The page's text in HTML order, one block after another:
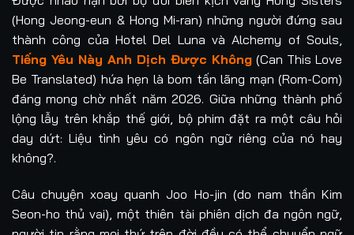
(Hong Jeong-eun & Hong Mi-ran) những người đứng sau
thành công của Hotel Del Luna và Alchemy of Souls,
Tiếng Yêu Này Anh Dịch Được Không (Can This Love
Be Translated) hứa hẹn là bom tấn lãng mạn (Rom-Com)
đáng mong chờ nhất năm 2026. Giữa những thành phố
lộng lẫy trên khắp thế giới, bộ phim đặt ra một câu hỏi
day dứt: Liệu tình yêu có ngôn ngữ riêng của nó hay
không?.
Câu chuyện xoay quanh Joo Ho-jin (do nam thần Kim
Seon-ho thủ vai), một thiên tài phiên dịch đa ngôn ngữ,